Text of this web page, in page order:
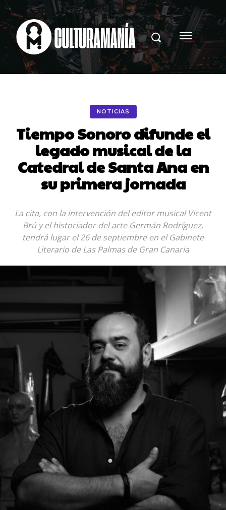
NOTICIAS
Tiempo Sonoro difunde el
legado musical de la
Catedral de Santa Ana en
su primera jornada
La cita, con la intervención del editor musical Vicent
Brú y el historiador del arte Germán Rodríguez,
tendrá lugar el 26 de septiembre en el Gabinete
Literario de Las Palmas de Gran Canaria